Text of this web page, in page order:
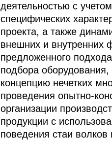
деятельностью с
специфических
проекта, а также
внешних и внутренних
предложенного
подбора
концепцию нечетких
проведения опытно-
организации
продукции с
поведения стаи